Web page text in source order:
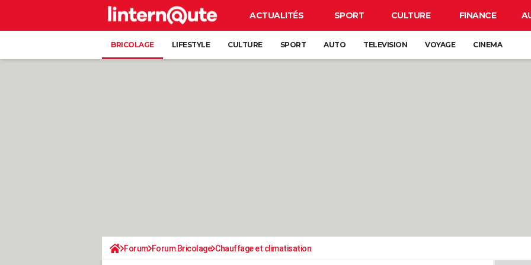
ACTUALITÉS SPORT CULTURE FINANCE
BRICOLAGE LIFESTYLE CULTURE SPORT AUTO TELEVISION VOYAGE CINEMA
Forum Forum Bricolage Chauffage et climatisation